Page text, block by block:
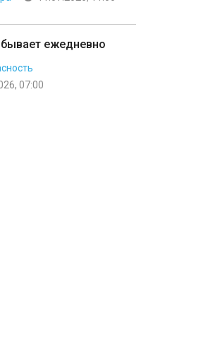
ежедневно
07:00